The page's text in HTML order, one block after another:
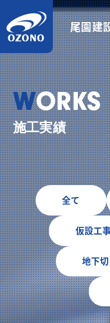
尾園建
WORKS
施工実績
全て
仮設工
地下